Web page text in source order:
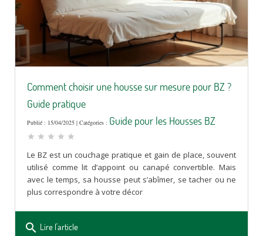
Comment choisir une housse sur mesure pour BZ ?
Guide pratique
Publié : 15/04/2025 | Catégories : Guide pour les Housses BZ
star star star star star
Le BZ est un couchage pratique et gain de place, souvent
utilisé comme lit d’appoint ou canapé convertible. Mais
avec le temps, sa housse peut s’abîmer, se tacher ou ne
plus correspondre à votre décor
search Lire l'article